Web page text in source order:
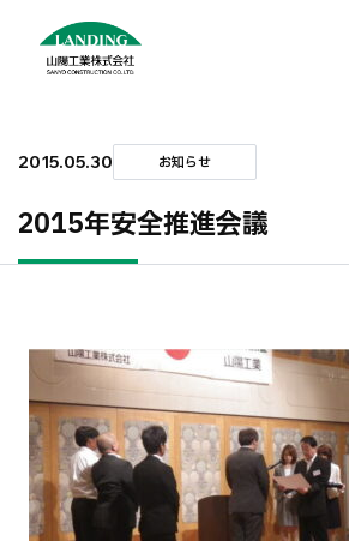
2015.05.30 お知らせ
2015年安全推進会議